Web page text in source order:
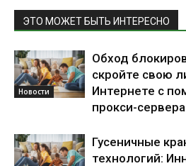
ЭТО МОЖЕТ БЫТЬ ИНТЕРЕСНО
Новости
Обход
скройте свою
Интернете с
прокси-сервера
Гусеничные
технологий: